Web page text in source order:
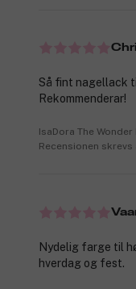
Så fint nagellack
Rekommenderar!
IsaDora The
Recensionen
Nydelig farge til
hverdag og fest.